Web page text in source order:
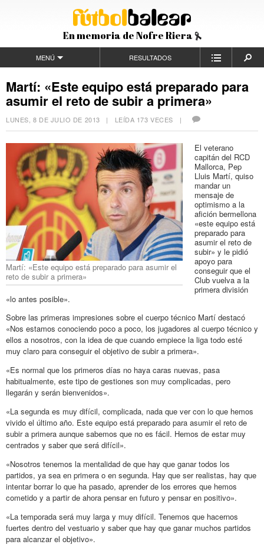
En memoria de Nofre Riera
MENÚ RESULTADOS
Martí: «Este equipo está preparado para
asumir el reto de subir a primera»
LUNES, 8 DE JULIO DE 2013 | LEÍDA 173 VECES |
Martí: «Este equipo está preparado para asumir el
reto de subir a primera»
El veterano
capitán del RCD
Mallorca, Pep
Lluis Martí, quiso
mandar un
mensaje de
optimismo a la
afición bermellona
«este equipo está
preparado para
asumir el reto de
subir» y le pidió
apoyo para
conseguir que el
Club vuelva a la
primera división
«lo antes posible».
Sobre las primeras impresiones sobre el cuerpo técnico Martí destacó
«Nos estamos conociendo poco a poco, los jugadores al cuerpo técnico y
ellos a nosotros, con la idea de que cuando empiece la liga todo esté
muy claro para conseguir el objetivo de subir a primera».
«Es normal que los primeros días no haya caras nuevas, pasa
habitualmente, este tipo de gestiones son muy complicadas, pero
llegarán y serán bienvenidos».
«La segunda es muy difícil, complicada, nada que ver con lo que hemos
vivido el último año. Este equipo está preparado para asumir el reto de
subir a primera aunque sabemos que no es fácil. Hemos de estar muy
centrados y saber que será difícil».
«Nosotros tenemos la mentalidad de que hay que ganar todos los
partidos, ya sea en primera o en segunda. Hay que ser realistas, hay que
intentar borrar lo que ha pasado, aprender de los errores que hemos
cometido y a partir de ahora pensar en futuro y pensar en positivo».
«La temporada será muy larga y muy difícil. Tenemos que hacernos
fuertes dentro del vestuario y saber que hay que ganar muchos partidos
para alcanzar el objetivo».